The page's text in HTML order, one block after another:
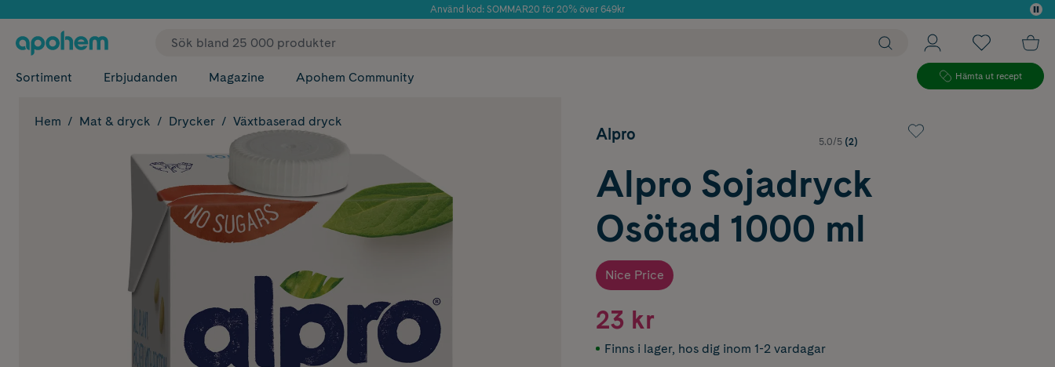
Använd kod: SOMMAR20 för 20% över 649kr
✓ Fri frakt
Sortiment Erbjudanden Magazine Apohem Community Hämta ut recept
Hem Mat & dryck Drycker Växtbaserad dryck
Alpro 5.0/5 (2)
Alpro Sojadryck
Osötad 1000 ml
Nice Price
23 kr
Finns i lager, hos dig inom 1-2 vardagar